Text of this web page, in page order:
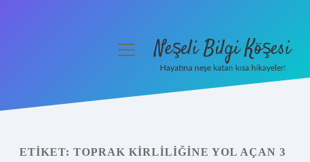
Yasal Uyarı
menüyüNeşeli Bilgi Köşesi
Hayatına neşe katan kısa hikayeler!
ETIKET: TOPRAK KIRLILIĞINE YOL AÇAN 3